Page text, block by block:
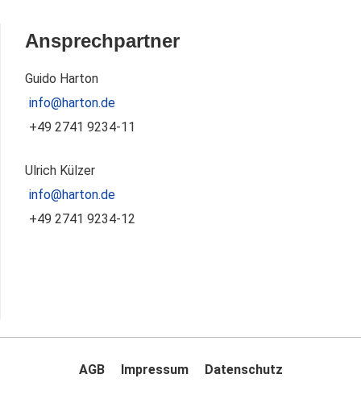
Seitenspalte
Ansprechpartner
Guido Harton
info@harton.de
+49 2741 9234-11
Ulrich Külzer
info@harton.de
+49 2741 9234-12
AGB Impressum Datenschutz